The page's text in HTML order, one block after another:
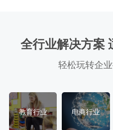
全行业解决方案
轻松玩转企
教育行业 电商行业